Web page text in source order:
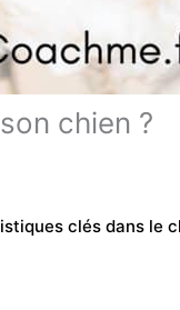
chien ?
clés dans le